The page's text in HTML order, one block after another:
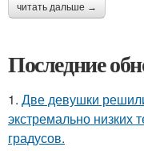
читать дальше →
Последние
1. Две девушки
экстремально низких
градусов.